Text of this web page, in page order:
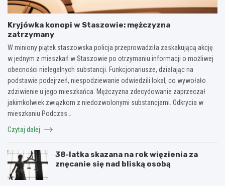
Kryjówka konopi w Staszowie: mężczyzna
zatrzymany
W miniony piątek staszowska policja przeprowadziła zaskakującą akcję
w jednym z mieszkań w Staszowie po otrzymaniu informacji o możliwej
obecności nielegalnych substancji. Funkcjonariusze, działając na
podstawie podejrzeń, niespodziewanie odwiedzili lokal, co wywołało
zdziwienie u jego mieszkańca. Mężczyzna zdecydowanie zaprzeczał
jakimkolwiek związkom z niedozwolonymi substancjami. Odkrycia w
mieszkaniu Podczas…
Czytaj dalej
38-latka skazana na rok więzienia za
znęcanie się nad bliską osobą